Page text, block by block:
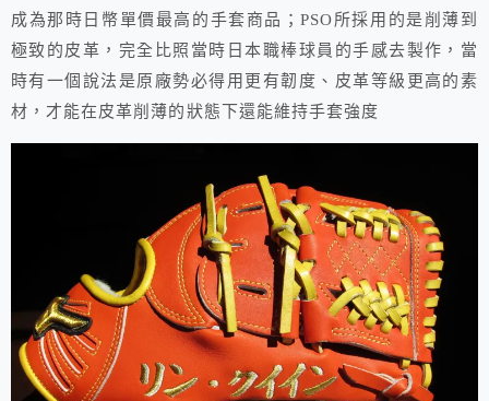
成為那時日幣單價最高的手套商品；PSO所採用的是削薄到
極致的皮革，完全比照當時日本職棒球員的手感去製作，當
時有一個說法是原廠勢必得用更有韌度、皮革等級更高的素
材，才能在皮革削薄的狀態下還能維持手套強度